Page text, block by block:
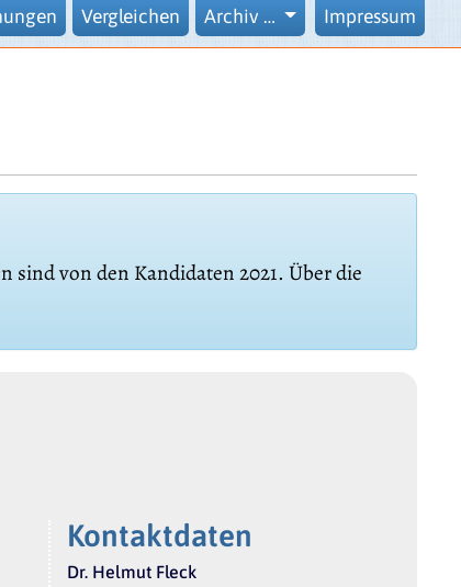
Vergleichen Archiv … Impressum
sind von den Kandidaten 2021. Über die
Kontaktdaten
Dr. Helmut Fleck